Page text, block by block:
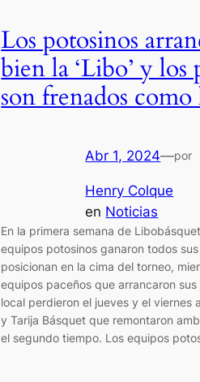
Los potosinos
bien la ‘Libo’ y los
son frenados como
Abr 1, 2024—por
Henry Colque
en Noticias
En la primera semana de
equipos potosinos ganaron todos
posicionan en la cima del torneo,
equipos paceños que arrancaron
local perdieron el jueves y el viernes
y Tarija Básquet que remontaron
el segundo tiempo. Los equipos